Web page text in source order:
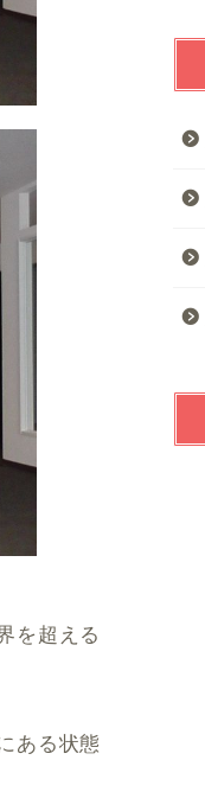
を超える
ある状態